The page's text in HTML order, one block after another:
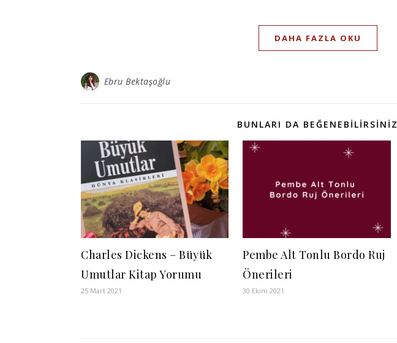
DAHA FAZLA OKU
Ebru Bektaşoğlu
BUNLARI DA BEĞENEBILIRSINIZ
Charles Dickens – Büyük
Umutlar Kitap Yorumu
25 Mart 2021
Pembe Alt Tonlu Bordo Ruj
Önerileri
30 Ekim 2021